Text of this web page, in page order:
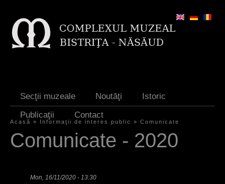
Secţii muzeale Noutăţi
Istoric
Publicaţii
Contact
Y
Acasă » Informaţii de interes public » Comunicate
Comunicate - 2020
Mon, 16/11/2020 - 13:30